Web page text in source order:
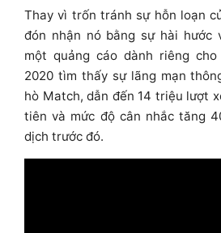
Thay vì trốn tránh sự hỗn loạn
đón nhận nó bằng sự hài hước
một quảng cáo dành riêng cho
2020 tìm thấy sự lãng mạn
hò Match, dẫn đến 14 triệu lượt
tiên và mức độ cân nhắc tăng
dịch trước đó.